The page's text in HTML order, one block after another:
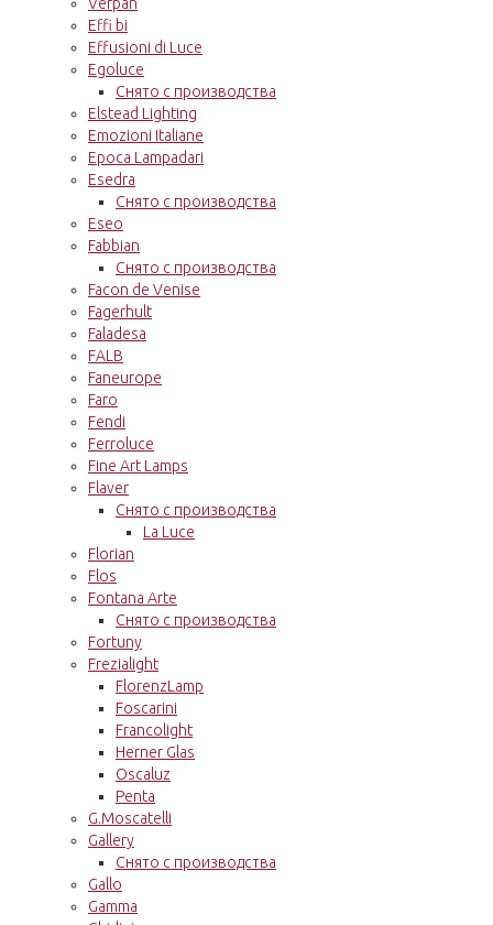
Effi bi
Effusioni di Luce
Egoluce
Снято с производства
Elstead Lighting
Emozioni Italiane
Epoca Lampadari
Esedra
Снято с производства
Eseo
Fabbian
Снято с производства
Facon de Venise
Fagerhult
Faladesa
FALB
Faneurope
Faro
Fendi
Ferroluce
Fine Art Lamps
Flaver
Снято с производства
La Luce
Florian
Flos
Fontana Arte
Снято с производства
Fortuny
Frezialight
FlorenzLamp
Foscarini
Francolight
Herner Glas
Oscaluz
Penta
G.Moscatelli
Gallery
Снято с производства
Gallo
Gamma